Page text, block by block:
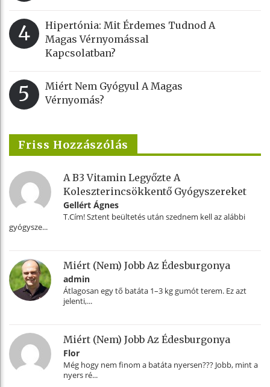
4
Hipertónia: Mit Érdemes Tudnod A
Magas Vérnyomással
Kapcsolatban?
5
Miért Nem Gyógyul A Magas
Vérnyomás?
Friss Hozzászólás
A B3 Vitamin Legyőzte A
Koleszterincsökkentő Gyógyszereket
Gellért Ágnes
T.Cím! Sztent beültetés után szednem kell az alábbi
gyógysze...
Miért (nem) Jobb Az Édesburgonya
admin
Átlagosan egy tő batáta 1–3 kg gumót terem. Ez azt
jelenti,...
Miért (nem) Jobb Az Édesburgonya
Flor
Még hogy nem finom a batáta nyersen??? Jobb, mint a
nyers ré...